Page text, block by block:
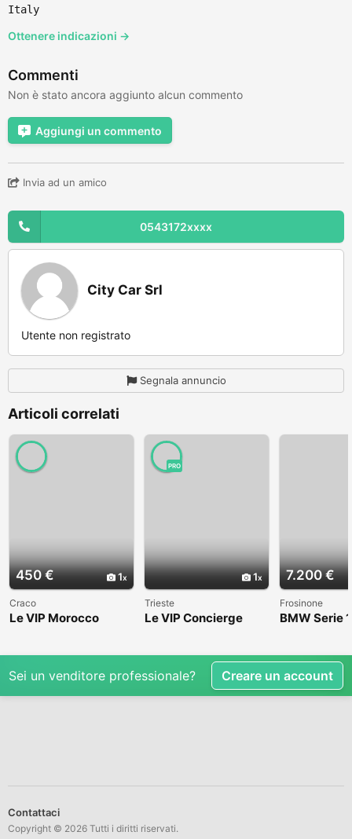
Italy
Ottenere indicazioni →
Commenti
Non è stato ancora aggiunto alcun commento
Aggiungi un commento
Invia ad un amico
0543172xxxx
City Car Srl
Utente non registrato
Segnala annuncio
Articoli correlati
450 € 1
Craco
Le VIP Morocco
1
PRO
Trieste
Le VIP Concierge
7.200 €
Frosinone
BMW Serie
Sei un venditore professionale? Creare un account
Contattaci
Copyright © 2026 Tutti i diritti riservati.